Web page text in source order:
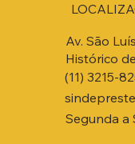
Av. São
Histórico
(11) 3215-
Segunda a